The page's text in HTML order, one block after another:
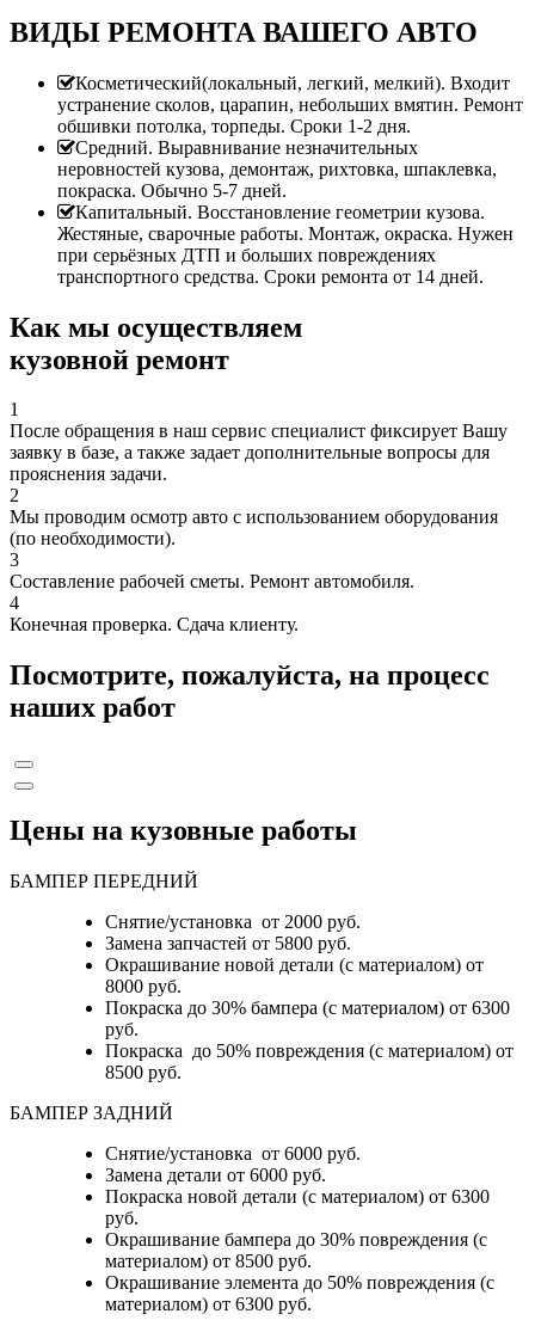
ВИДЫ РЕМОНТА ВАШЕГО АВТО
Косметический(локальный, легкий, мелкий). Входит
устранение сколов, царапин, небольших вмятин. Ремонт
обшивки потолка, торпеды. Сроки 1-2 дня.
Средний. Выравнивание незначительных
неровностей кузова, демонтаж, рихтовка, шпаклевка,
покраска. Обычно 5-7 дней.
Капитальный. Восстановление геометрии кузова.
Жестяные, сварочные работы. Монтаж, окраска. Нужен
при серьёзных ДТП и больших повреждениях
транспортного средства. Сроки ремонта от 14 дней.
Как мы осуществляем
кузовной ремонт
1
После обращения в наш сервис специалист фиксирует Вашу
заявку в базе, а также задает дополнительные вопросы для
прояснения задачи.
2
Мы проводим осмотр авто с использованием оборудования
(по необходимости).
3
Составление рабочей сметы. Ремонт автомобиля.
4
Конечная проверка. Сдача клиенту.
Посмотрите, пожалуйста, на процесс
наших работ
Цены на кузовные работы
БАМПЕР ПЕРЕДНИЙ
Снятие/установка от 2000 руб.
Замена запчастей от 5800 руб.
Окрашивание новой детали (с материалом) от
8000 руб.
Покраска до 30% бампера (с материалом) от 6300
руб.
Покраска до 50% повреждения (с материалом) от
8500 руб.
БАМПЕР ЗАДНИЙ
Снятие/установка от 6000 руб.
Замена детали от 6000 руб.
Покраска новой детали (с материалом) от 6300
руб.
Окрашивание бампера до 30% повреждения (с
материалом) от 8500 руб.
Окрашивание элемента до 50% повреждения (с
материалом) от 6300 руб.